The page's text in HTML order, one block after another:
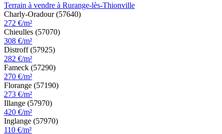
Terrain à vendre à Rurange-lès-Thionville
Charly-Oradour (57640)
272 €/m²
Chieulles (57070)
308 €/m²
Distroff (57925)
282 €/m²
Fameck (57290)
270 €/m²
Florange (57190)
273 €/m²
Illange (57970)
420 €/m²
Inglange (57970)
110 €/m²